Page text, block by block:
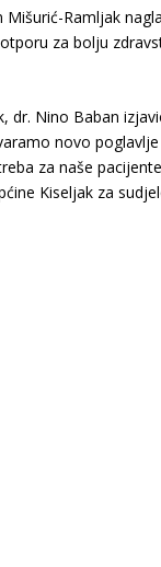
Mišurić-Ramljak
za bolju
dr. Nino Baban
novo
za naše
Kiseljak za